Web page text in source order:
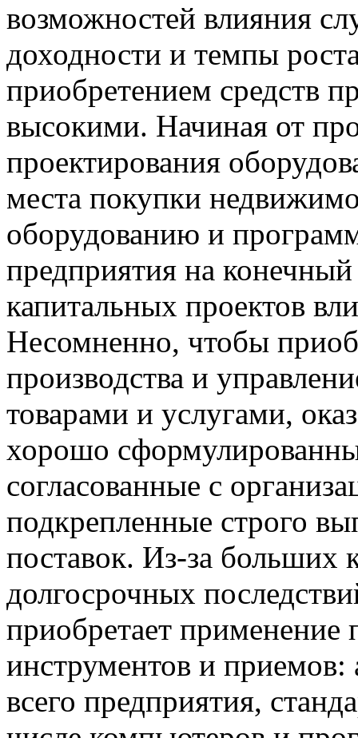
возможностей влияния
доходности и темпы
приобретением средств
высокими. Начиная от
проектирования
места покупки
оборудованию и
предприятия на
капитальных проектов
Несомненно, чтобы
производства и
товарами и услугами,
хорошо
согласованные с
подкрепленные строго
поставок. Из-за больших
долгосрочных
приобретает применение
инструментов и приемов:
всего предприятия,